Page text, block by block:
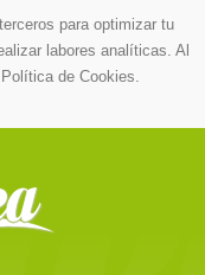
para optimizar tu
labores analíticas. Al
de Cookies.